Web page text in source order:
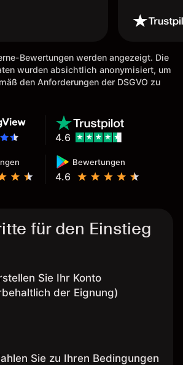
Bewertungen werden angezeigt. Die
wurden absichtlich anonymisiert, um
den Anforderungen der DSGVO zu
Bewertungen
4.6
4.6
für den Einstieg
Sie Ihr Konto
der Eignung)
Sie zu Ihren Bedingungen